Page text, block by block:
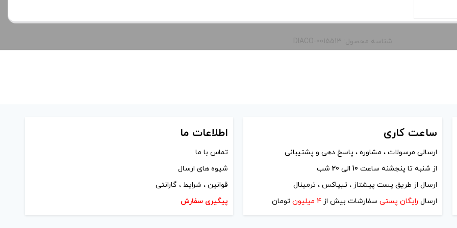
آخرین بروزرسانی قیمت: 13
شناسه محصول: DIACO-0015513
ساعت کاری
ارسالی مرسولات ، مشاوره ، پاسخ دهی و پشتیبانی
از شنبه تا پنجشنه ساعت 10الی 20شب
ارسال از طریق پست پیشتاز ، تیپاکس ، ترمینال
ارسال رایگان پستی سفارشات بیش از 4 میلیون تومان
اطلاعات ما
تماس با ما
شیوه های ارسال
قوانین ، شرایط ، گارانتی
پیگیری سفارش